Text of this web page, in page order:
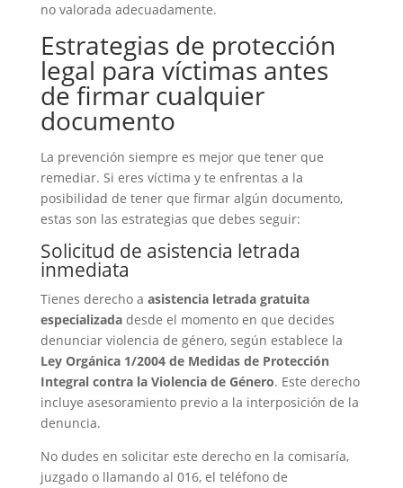
no valorada adecuadamente.
Estrategias de protección
legal para víctimas antes
de firmar cualquier
documento
La prevención siempre es mejor que tener que
remediar. Si eres víctima y te enfrentas a la
posibilidad de tener que firmar algún documento,
estas son las estrategias que debes seguir:
Solicitud de asistencia letrada
inmediata
Tienes derecho a asistencia letrada gratuita
especializadadesde el momento en que decides
denunciar violencia de género, según establece la
Ley Orgánica 1/2004 de Medidas de Protección
Integral contra la Violencia de Género. Este derecho
incluye asesoramiento previo a la interposición de la
denuncia.
No dudes en solicitar este derecho en la comisaría,
juzgado o llamando al 016, el teléfono de